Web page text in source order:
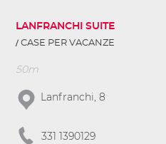
LANFRANCHI SUITE
CASE PER VACANZE
50m
Lanfranchi, 8
331 1390129